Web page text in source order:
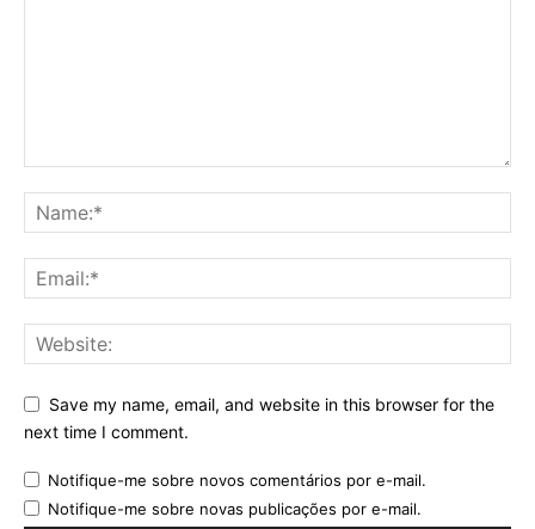
Save my name, email, and website in this browser for the
next time I comment.
Notifique-me sobre novos comentários por e-mail.
Notifique-me sobre novas publicações por e-mail.